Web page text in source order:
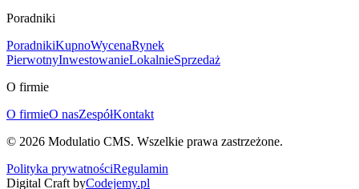
Poradniki
PoradnikiKupnoWycenaRynek
PierwotnyInwestowanieLokalnieSprzedaż
O firmie
O firmieO nasZespółKontakt
© 2026 Modulatio CMS. Wszelkie prawa zastrzeżone.
Polityka prywatnościRegulamin
Digital Craft byCodejemy.pl